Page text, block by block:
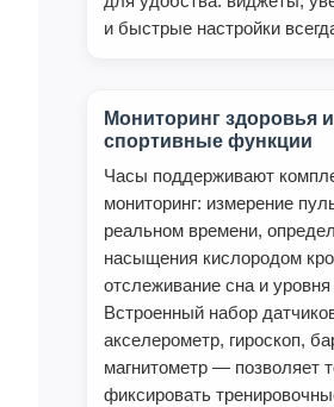
и быстрые настройки
Мониторинг здоровья и
спортивные функции
Часы поддерживают
мониторинг: измерение
реальном времени,
насыщения кислородом
отслеживание сна и уровня
Встроенный набор
акселерометр, гироскоп,
магнитометр — позволяет
фиксировать